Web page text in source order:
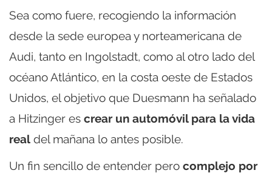
Sea como fuere, recogiendo la información
desde la sede europea y norteamericana de
Audi, tanto en Ingolstadt, como al otro lado del
océano Atlántico, en la costa oeste de Estados
Unidos, el objetivo que Duesmann ha señalado
a Hitzinger es crear un automóvil para la vida
real del mañana lo antes posible.
Un fin sencillo de entender pero complejo por